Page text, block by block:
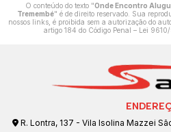
O conteúdo do texto "Onde Encontro
Tremembé" é de direito reservado. Sua
nossos links, é proibida sem a autorização do
artigo 184 do Código Penal – Lei
R. Lontra, 137 - Vila Isolina Mazzei